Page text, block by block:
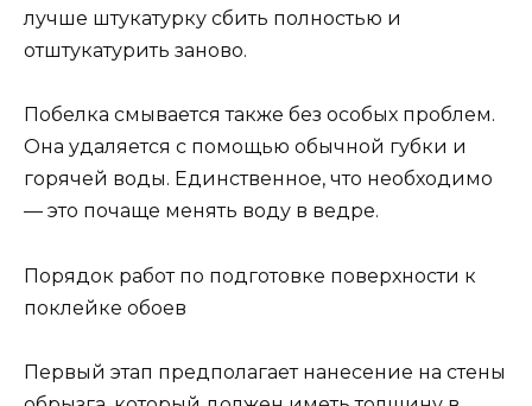
лучше штукатурку сбить полностью и
отштукатурить заново.
Побелка смывается также без особых проблем.
Она удаляется с помощью обычной губки и
горячей воды. Единственное, что необходимо
— это почаще менять воду в ведре.
Порядок работ по подготовке поверхности к
поклейке обоев
Первый этап предполагает нанесение на стены